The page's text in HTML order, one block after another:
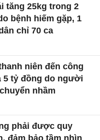
tăng 25kg trong 2
bệnh hiếm gặp, 1
chỉ 70 ca
niên đến công
5 tỷ đồng do người
nhầm
phải được quy